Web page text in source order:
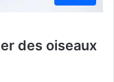
des oiseaux